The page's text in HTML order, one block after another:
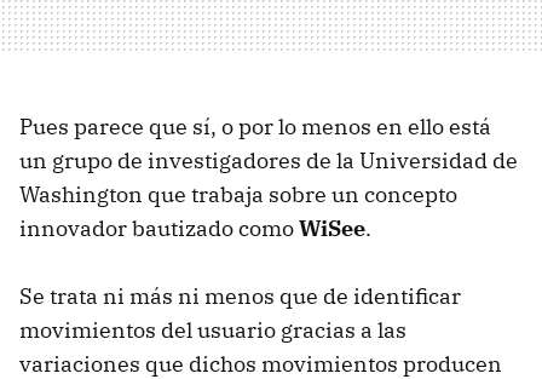
Pues parece que sí, o por lo menos en ello está
un grupo de investigadores de la Universidad de
Washington que trabaja sobre un concepto
innovador bautizado comoWiSee.
Se trata ni más ni menos que de identificar
movimientos del usuario gracias a las
variaciones que dichos movimientos producen